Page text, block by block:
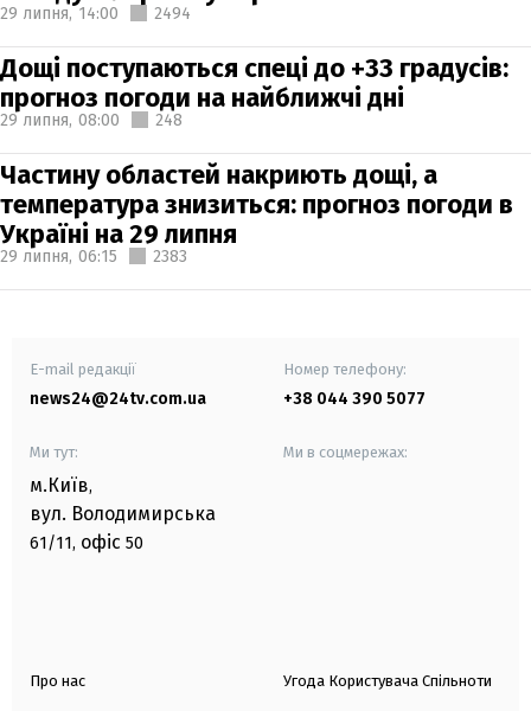
29 липня, 14:00 2494
Дощі поступаються спеці до +33 градусів:
прогноз погоди на найближчі дні
29 липня, 08:00 248
Частину областей накриють дощі, а
температура знизиться: прогноз погоди в
Україні на 29 липня
29 липня, 06:15 2383
E-mail редакції
news24@24tv.com.ua
Номер телефону:
+38 044 390 5077
Ми тут:
м.Київ,
вул. Володимирська
61/11, офіс 50
Ми в соцмережах:
Про нас Угода Користувача Спільноти